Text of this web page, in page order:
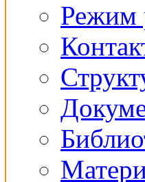
Режим